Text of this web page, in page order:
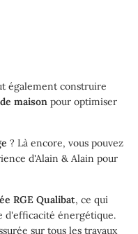
également construire
maison pour optimiser
? Là encore, vous pouvez
d'Alain & Alain pour
RGE Qualibat, ce qui
d'efficacité énergétique.
sur tous les travaux